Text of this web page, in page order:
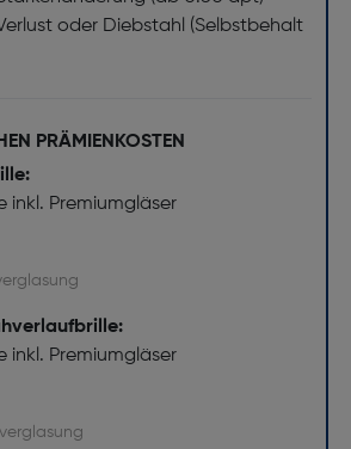
oder Diebstahl (Selbstbehalt
PRÄMIENKOSTEN
inkl. Premiumgläser
inkl. Premiumgläser